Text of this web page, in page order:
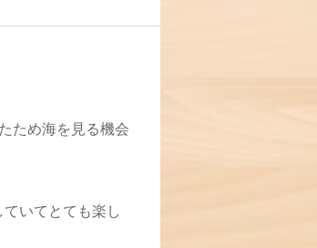
ため海を見る機会
いてとても楽し